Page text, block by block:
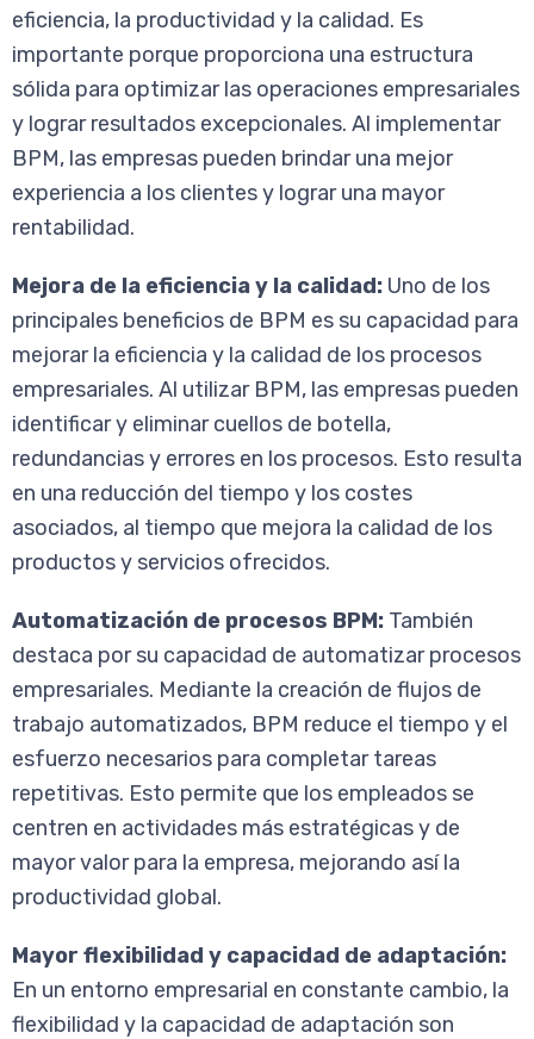
eficiencia, la productividad y la calidad. Es
importante porque proporciona una estructura
sólida para optimizar las operaciones empresariales
y lograr resultados excepcionales. Al implementar
BPM, las empresas pueden brindar una mejor
experiencia a los clientes y lograr una mayor
rentabilidad.
Mejora de la eficiencia y la calidad: Uno de los
principales beneficios de BPM es su capacidad para
mejorar la eficiencia y la calidad de los procesos
empresariales. Al utilizar BPM, las empresas pueden
identificar y eliminar cuellos de botella,
redundancias y errores en los procesos. Esto resulta
en una reducción del tiempo y los costes
asociados, al tiempo que mejora la calidad de los
productos y servicios ofrecidos.
Automatización de procesos BPM: También
destaca por su capacidad de automatizar procesos
empresariales. Mediante la creación de flujos de
trabajo automatizados, BPM reduce el tiempo y el
esfuerzo necesarios para completar tareas
repetitivas. Esto permite que los empleados se
centren en actividades más estratégicas y de
mayor valor para la empresa, mejorando así la
productividad global.
Mayor flexibilidad y capacidad de adaptación:
En un entorno empresarial en constante cambio, la
flexibilidad y la capacidad de adaptación son